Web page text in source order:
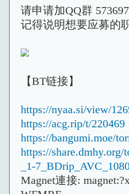
请申请加QQ群
记得说明想要应募的
【BT链接】
https://nyaa.si/view/
https://acg.rip/t/220469
https://bangumi.moe/
https://
_1-
Magnet連接: